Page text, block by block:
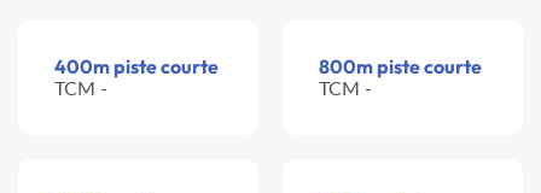
400m piste courte
TCM -
800m piste courte
TCM -